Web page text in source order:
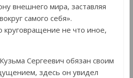
внешнего мира, заставляя
самого себя».
круговращение не что иное,
Сергеевич обязан своим
здесь он увидел